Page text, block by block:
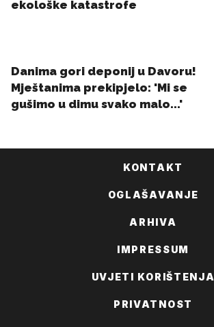
KONTAKT
OGLAŠAVANJE
ARHIVA
IMPRESSUM
UVJETI KORIŠTENJA
PRIVATNOST